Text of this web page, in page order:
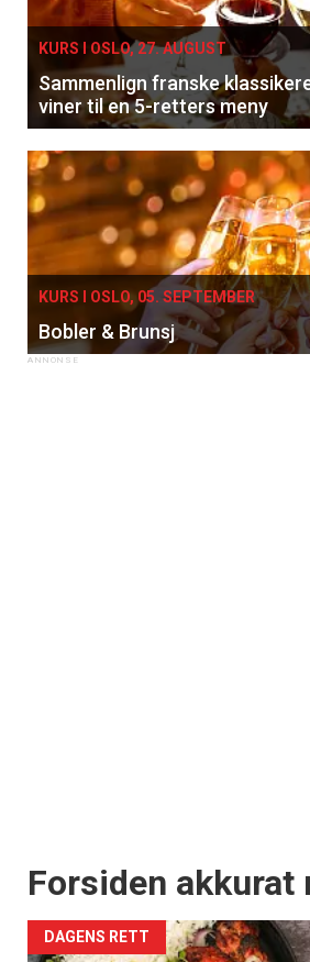
KURS I OSLO, 27. AUGUST
Sammenlign franske
viner til en 5-retters meny
KURS I OSLO, 05. SEPTEMBER
Bobler & Brunsj
Forsiden akkurat
DAGENS RETT